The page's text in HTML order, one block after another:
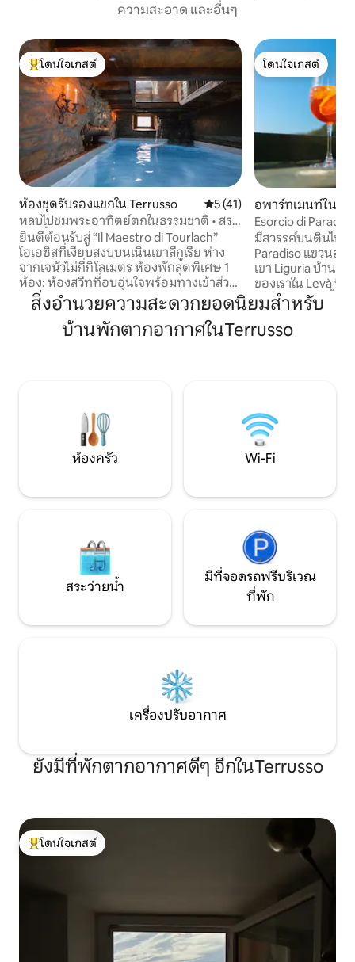
ความสะอาด และอื่นๆ
โดนใจเกสต์ที่สุด
โดนใจเกสต์
ห้องชุดรับรองแขกใน Terrusso คะแนนเฉลี่ย 5 จาก 5, 41 รีวิว
5 (41)
หลบไปชมพระอาทิตย์ตกในธรรมชาติ • สระ
ว่ายน้ำในร่มและกลางแจ้ง
ยินดีต้อนรับสู่ “Il Maestro di Tourlach”
โอเอซิสที่เงียบสงบบนเนินเขาลีกูเรีย ห่าง
จากเจนัวไม่กี่กิโลเมตร ห้องพักสุดพิเศษ 1
ห้อง: ห้องสวีทที่อบอุ่นใจพร้อมทางเข้าส่วน
ตัว ตกแต่งสไตล์แกลเลอรีศิลปะขนาดเล็ก
ที่พักมีห้องน้ำส่วนตัว เลานจ์พร้อมห้องไฟ
และห้องครัวพร้อมอุปกรณ์ครบครัน สำหรับ
คำขอ: อาหารค่ำสุดโรแมนติกกับเชฟส่วน
ตัวและเอ็กซ์พีเรียนซ์วาดภาพและดื่มไวน์
โดนใจเกสต์
โดนใจเกสต์
อพาร์ทเมนท์ใน
Esorcio di
to Genoa
มีสวรรค์บนดินไหม
Paradiso แขวนอยู่
เขา Liguria บ้านที่
ของเราใน Levà
มีคนอาศัยอยู่ทั้งห
อากาศ) ถ่ายภาพ "
Sori ที่นี่คุณจะได้
010060 - LT -
สิ่งอำนวยความสะดวกยอดนิยมสำหรับ
บ้านพักตากอากาศในTerrusso
ห้องครัว Wi-Fi
สระว่ายน้ำ
มีที่จอดรถฟรีบริเวณ
ที่พัก
เครื่องปรับอากาศ
ยังมีที่พักตากอากาศดีๆ อีกในTerrusso
โดนใจเกสต์ที่สุด
โดนใจเกสต์